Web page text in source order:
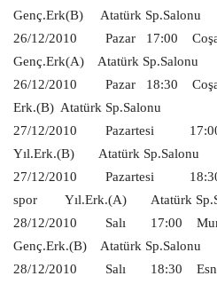
Genç.Erk(B)
Atatürk Sp.Salonu
26/12/2010
Pazar 17:00
Genç.Erk(A)
Atatürk Sp.Salonu
26/12/2010
Pazar 18:30
Erk.(B) Atatürk Sp.Salonu
27/12/2010
Pazartesi
Yıl.Erk.(B)
Atatürk Sp.Salonu
27/12/2010
Pazartesi
spor
Yıl.Erk.(A)
Atatürk
28/12/2010
Salı 17:00
Genç.Erk.(B)
Atatürk Sp.Salonu
28/12/2010
Salı 18:30